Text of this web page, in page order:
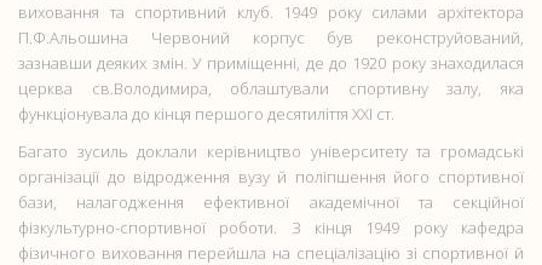
виховання та спортивний клуб. 1949 року силами архітектора
П.Ф.Альошина Червоний корпус був реконструйований,
зазнавши деяких змін. У приміщенні, де до 1920 року знаходилася
церква св.Володимира, облаштували спортивну залу, яка
функціонувала до кінця першого десятиліття ХХІ ст.
Багато зусиль доклали керівництво університету та громадські
організації до відродження вузу й поліпшення його спортивної
бази, налагодження ефективної академічної та секційної
фізкультурно-спортивної роботи. З кінця 1949 року кафедра
фізичного виховання перейшла на спеціалізацію зі спортивної й